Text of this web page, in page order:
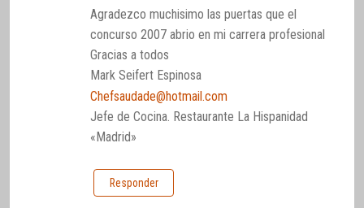
Agradezco muchisimo las puertas que el
concurso 2007 abrio en mi carrera profesional
Gracias a todos
Mark Seifert Espinosa
Chefsaudade@hotmail.com
Jefe de Cocina. Restaurante La Hispanidad
«Madrid»
Responder